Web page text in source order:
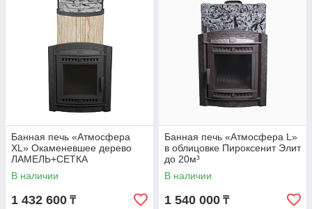
Банная печь «Атмосфера
XL» Окаменевшее дерево
ЛАМЕЛЬ+СЕТКА
В наличии
1 432 600 ₸
Банная печь «Атмосфера L»
в облицовке Пироксенит Элит
до 20м³
В наличии
1 540 000 ₸